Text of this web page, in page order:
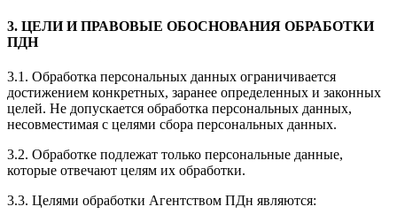
3. ЦЕЛИ И ПРАВОВЫЕ ОБОСНОВАНИЯ ОБРАБОТКИ
ПДН
3.1. Обработка персональных данных ограничивается
достижением конкретных, заранее определенных и законных
целей. Не допускается обработка персональных данных,
несовместимая с целями сбора персональных данных.
3.2. Обработке подлежат только персональные данные,
которые отвечают целям их обработки.
3.3. Целями обработки Агентством ПДн являются: